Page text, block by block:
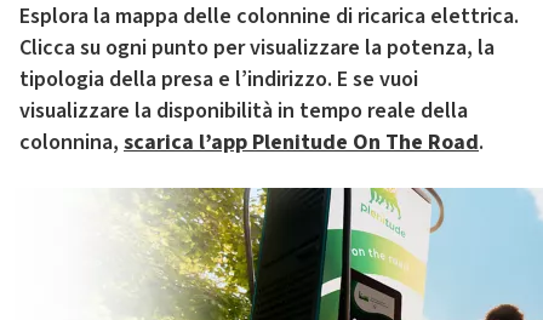
Esplora la mappa delle colonnine di ricarica elettrica.
Clicca su ogni punto per visualizzare la potenza, la
tipologia della presa e l’indirizzo. E se vuoi
visualizzare la disponibilità in tempo reale della
colonnina, scarica l’app Plenitude On The Road.